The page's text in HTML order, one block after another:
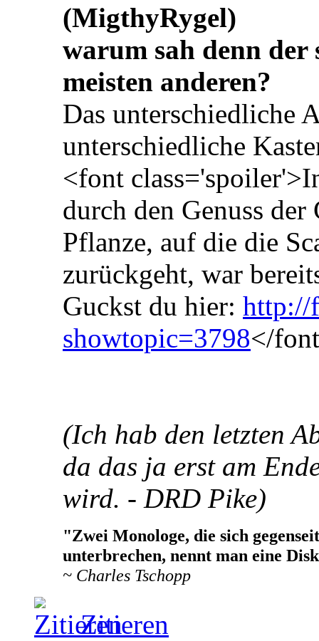
(MigthyRygel)
warum sah denn der
meisten anderen?
Das unterschiedliche
unterschiedliche
<font
durch den Genuss
Pflanze, auf die die
zurückgeht, war
Guckst du hier: http://
showtopic=3798</
(Ich hab den letzten
da das ja erst am
wird. - DRD Pike)
"Zwei Monologe, die sich
unterbrechen, nennt man eine
~ Charles Tschopp
Zitieren